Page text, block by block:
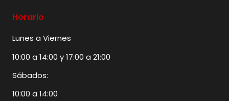
Horario
Lunes a Viernes
10:00 a 14:00 y 17:00 a 21:00
Sábados:
10:00 a 14:00